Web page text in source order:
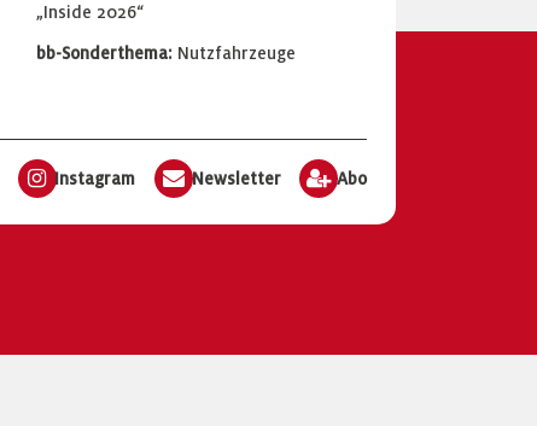
„Inside 2026“
bb-Sonderthema: Nutzfahrzeuge
Instagram Newsletter Abo